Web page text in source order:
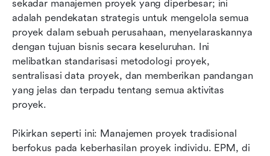
sekadar manajemen proyek yang diperbesar; ini
adalah pendekatan strategis untuk mengelola semua
proyek dalam sebuah perusahaan, menyelaraskannya
dengan tujuan bisnis secara keseluruhan. Ini
melibatkan standarisasi metodologi proyek,
sentralisasi data proyek, dan memberikan pandangan
yang jelas dan terpadu tentang semua aktivitas
proyek.
Pikirkan seperti ini: Manajemen proyek tradisional
berfokus pada keberhasilan proyek individu. EPM, di